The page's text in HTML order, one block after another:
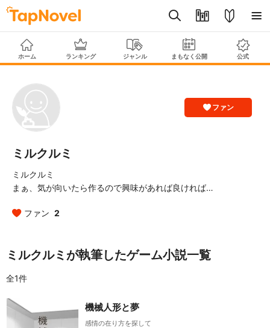
ホーム ランキング ジャンル まもなく公開 公式
ファン
ミルクルミ
ミルクルミ
まぁ、気が向いたら作るので興味があれば良ければ…
ファン 2
ミルクルミが執筆したゲーム小説一覧
全1件
機械人形と夢
感情の在り方を探して